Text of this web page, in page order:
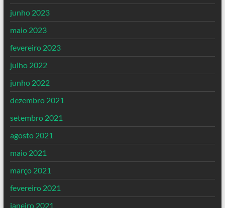
junho 2023
maio 2023
fevereiro 2023
julho 2022
junho 2022
dezembro 2021
setembro 2021
agosto 2021
maio 2021
março 2021
fevereiro 2021
janeiro 2021